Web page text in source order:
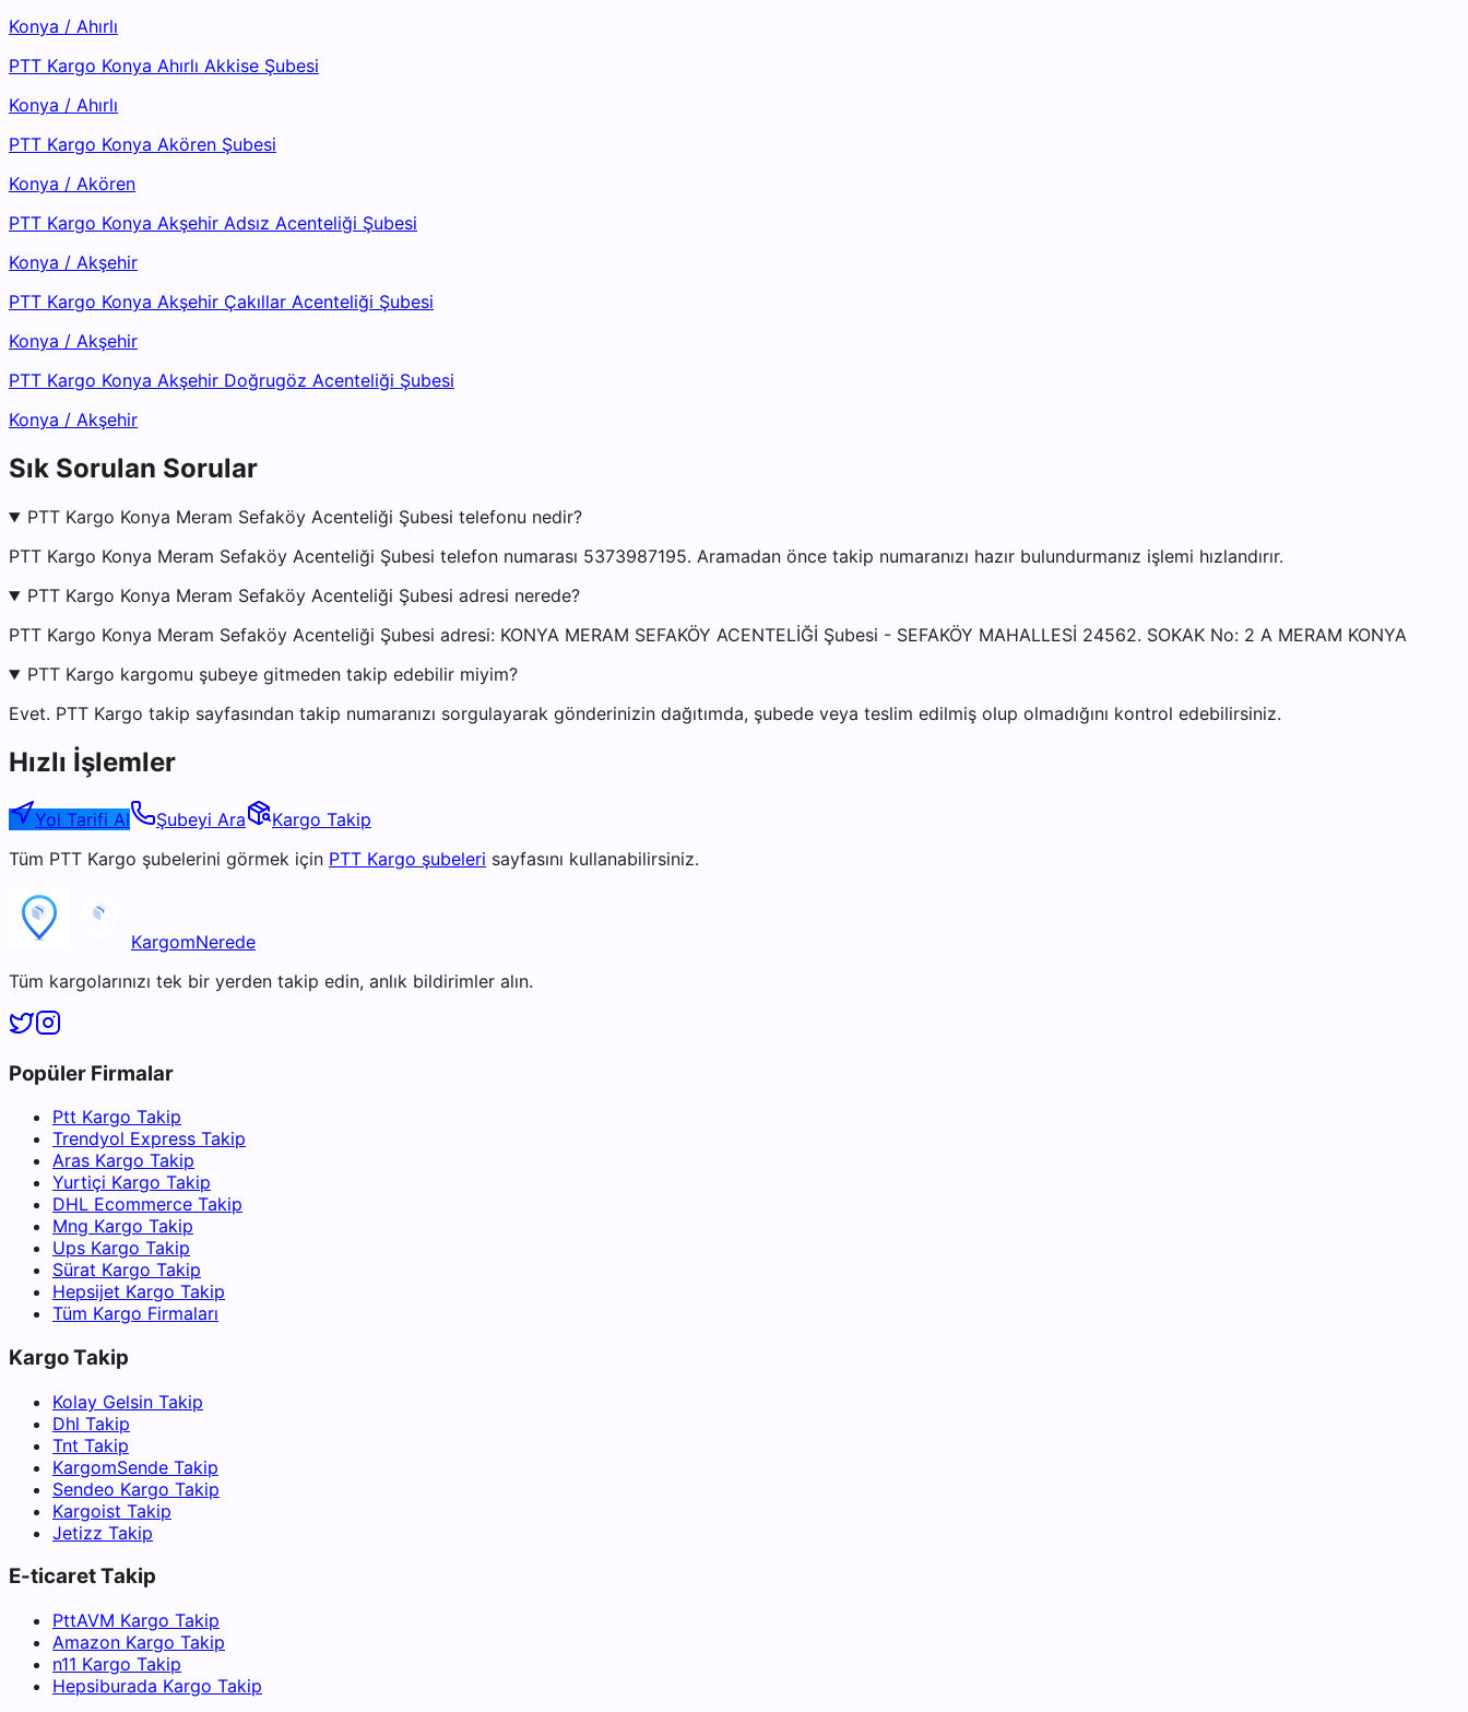
Konya / Ahırlı
PTT Kargo Konya Ahırlı Akkise Şubesi
Konya / Ahırlı
PTT Kargo Konya Akören Şubesi
Konya / Akören
PTT Kargo Konya Akşehir Adsız Acenteliği Şubesi
Konya / Akşehir
PTT Kargo Konya Akşehir Çakıllar Acenteliği Şubesi
Konya / Akşehir
PTT Kargo Konya Akşehir Doğrugöz Acenteliği Şubesi
Konya / Akşehir
Sık Sorulan Sorular
PTT Kargo Konya Meram Sefaköy Acenteliği Şubesi telefonu nedir?
PTT Kargo Konya Meram Sefaköy Acenteliği Şubesi telefon numarası 5373987195. Aramadan önce takip numaranızı hazır bulundurmanız işlemi hızlandırır.
PTT Kargo Konya Meram Sefaköy Acenteliği Şubesi adresi nerede?
PTT Kargo Konya Meram Sefaköy Acenteliği Şubesi adresi: KONYA MERAM SEFAKÖY ACENTELİĞİ Şubesi - SEFAKÖY MAHALLESİ 24562. SOKAK No: 2 A MERAM KONYA
PTT Kargo kargomu şubeye gitmeden takip edebilir miyim?
Evet. PTT Kargo takip sayfasından takip numaranızı sorgulayarak gönderinizin dağıtımda, şubede veya teslim edilmiş olup olmadığını kontrol edebilirsiniz.
Hızlı İşlemler
Yol Tarifi Al Şubeyi Ara
Kargo Takip
Tüm PTT Kargo şubelerini görmek için PTT Kargo şubeleri sayfasını kullanabilirsiniz.
KargomNerede
Tüm kargolarınızı tek bir yerden takip edin, anlık bildirimler alın.
Popüler Firmalar
Ptt Kargo Takip
Trendyol Express Takip
Aras Kargo Takip
Yurtiçi Kargo Takip
DHL Ecommerce Takip
Mng Kargo Takip
Ups Kargo Takip
Sürat Kargo Takip
Hepsijet Kargo Takip
Tüm Kargo Firmaları
Kargo Takip
Kolay Gelsin Takip
Dhl Takip
Tnt Takip
KargomSende Takip
Sendeo Kargo Takip
Kargoist Takip
Jetizz Takip
E-ticaret Takip
PttAVM Kargo Takip
Amazon Kargo Takip
n11 Kargo Takip
Hepsiburada Kargo Takip